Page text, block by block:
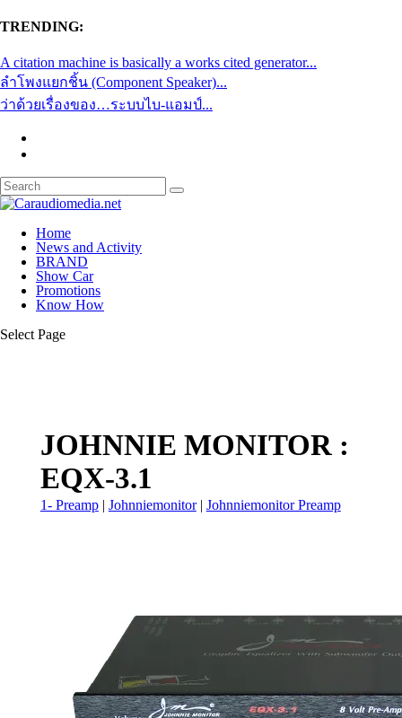
TRENDING:
A citation machine is basically a works cited generator...
ลำโพงแยกชิ้น (Component Speaker)...
ว่าด้วยเรื่องของ…ระบบไบ-แอมป์...
Home
News and Activity
BRAND
Show Car
Promotions
Know How
Select Page
JOHNNIE MONITOR :
EQX-3.1
1- Preamp| Johnniemonitor| Johnniemonitor Preamp